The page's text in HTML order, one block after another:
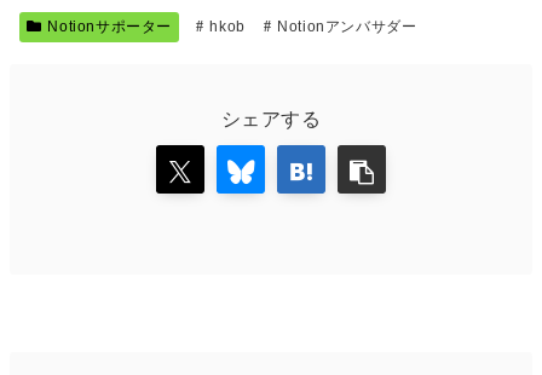
Notionサポーター hkob Notionアンバサダー
シェアする